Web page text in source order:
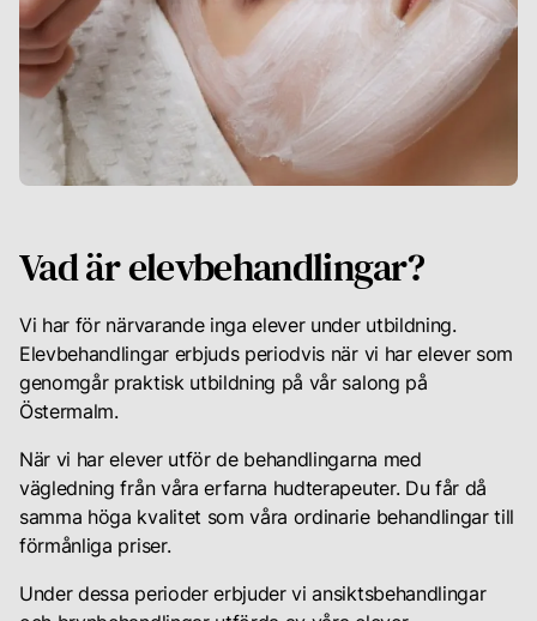
metod
Våra
hudterapeuter
Din
karriär
Logga
in
för
att
dina
rekomendationer
chatta
med
din
personliga
Vad är elevbehandlingar?
Vi har för närvarande inga elever under utbildning.
Elevbehandlingar erbjuds periodvis när vi har elever som
genomgår praktisk utbildning på vår salong på
Östermalm.
När vi har elever utför de behandlingarna med
vägledning från våra erfarna hudterapeuter. Du får då
samma höga kvalitet som våra ordinarie behandlingar till
förmånliga priser.
Under dessa perioder erbjuder vi ansiktsbehandlingar